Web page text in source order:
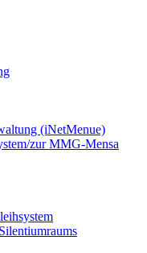
(iNetMenue)
zur MMG-Mensa